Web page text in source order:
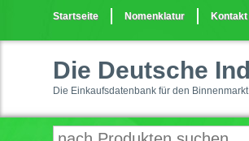
Startseite Nomenklatur Kontakt
Die Deutsche
Die Einkaufsdatenbank für den